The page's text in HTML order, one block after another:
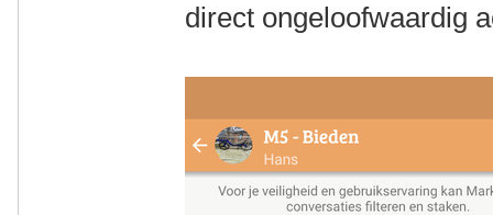
direct ongeloofwaardig